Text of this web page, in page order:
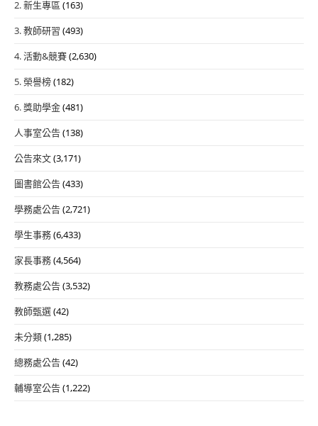
2. 新生專區 (163)
3. 教師研習 (493)
4. 活動&競賽(2,630)
5. 榮譽榜(182)
6. 獎助學金(481)
人事室公告(138)
公告來文(3,171)
圖書館公告(433)
學務處公告(2,721)
學生事務(6,433)
家長事務(4,564)
教務處公告(3,532)
教師甄選(42)
未分類(1,285)
總務處公告(42)
輔導室公告(1,222)